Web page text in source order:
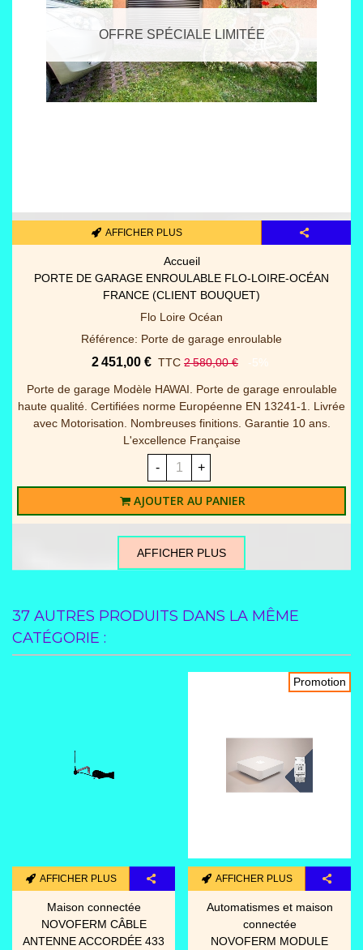
AFFICHER PLUS
OFFRE SPÉCIALE LIMITÉE
Pièces détachées portes/gara
PANNEAUX PORTES GARAGE SECTIONNELLES (3000 MM X
2000 MM)
Spot fermetures
Référence: Panneaux portes garage sectionnelles
936,00 € TTC 1 040,00 € -10%
Lot de 4 panneaux WOODGRAIN 40mm RAINURE pour
remplacement complet du tablier + joint bas Disponible en 2
dimensions et 2 coloris blanc / gris 7016 (Veuillez à la
commande préciser la couleur) - Nous trairons ici...
- +
AJOUTER AU PANIER
AFFICHER PLUS
37 AUTRES PRODUITS DANS LA MÊME
CATÉGORIE :
AFFICHER PLUS
Maison connectée
NOVOFERM CÂBLE
ANTENNE ACCORDÉE 433
Promotion
AFFICHER PLUS
Automatismes et maison
connectée
NOVOFERM MODULE